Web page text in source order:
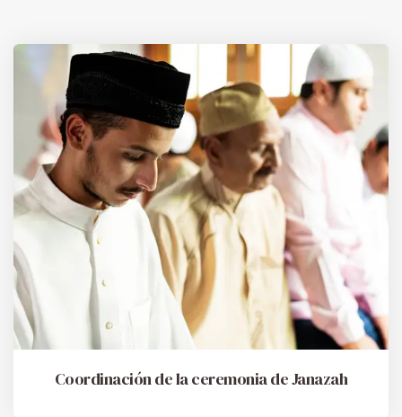
Coordinación de la ceremonia de Janazah